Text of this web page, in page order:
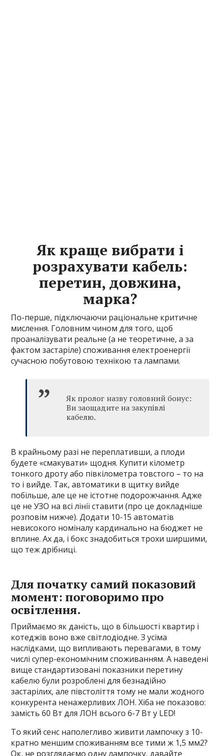
Як краще вибрати і
розрахувати кабель:
перетин, довжина,
марка?
По-перше, підключаючи раціональне критичне
мислення. Головним чином для того, щоб
проаналізувати реальне (а не теоретичне, а за
фактом застаріле) споживання електроенергії
сучасною побутовою технікою та лампами.
Як пролог назву головний бонус:
Ви заощадите на закупівлі
кабелю.
В крайньому разі не переплативши, а плоди
будете «смакувати» щодня. Купити кілометр
тонкого дроту або півкілометра товстого – то на
то і вийде. Так, автоматики в щитку вийде
побільше, але це не істотне подорожчання. Адже
це не УЗО на всі лінії ставити (про це докладніше
розповім нижче). Додати 10-15 автоматів
невисокого номіналу кардинально на бюджет не
вплине. Ах да, і бокс знадобиться трохи ширшими,
що теж дрібниці.
Для початку самий показовий
момент: поговоримо про
освітлення.
Приймаємо як даність, що в більшості квартир і
котеджів воно вже світлодіодне. З усіма
наслідками, що випливають перевагами, в тому
числі супер-економічним споживанням. А наведені
вище стандартизовані показники перетину
кабелю були розроблені для безнадійно
застарілих, але півстоліття тому не мали жодного
конкурента ненажерливих ЛОН. Хіба не показово:
замість 60 Вт для ЛОН всього 6-7 Вт у LED!
То який сенс наполегливо живити лампочку з 10-
кратно меншим споживанням все тими ж 1,5 мм2?
Ок, не розглядаємо одну лампочку, давайте